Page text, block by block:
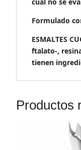
Formulado
ESMALTES
ftalato-,
tienen
Productos